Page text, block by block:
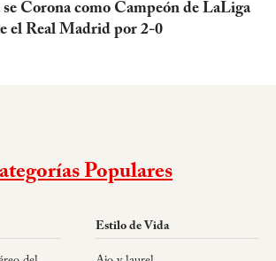
Corona como Campeón de LaLiga
el Real Madrid por 2-0
Populares
Estilo de Vida